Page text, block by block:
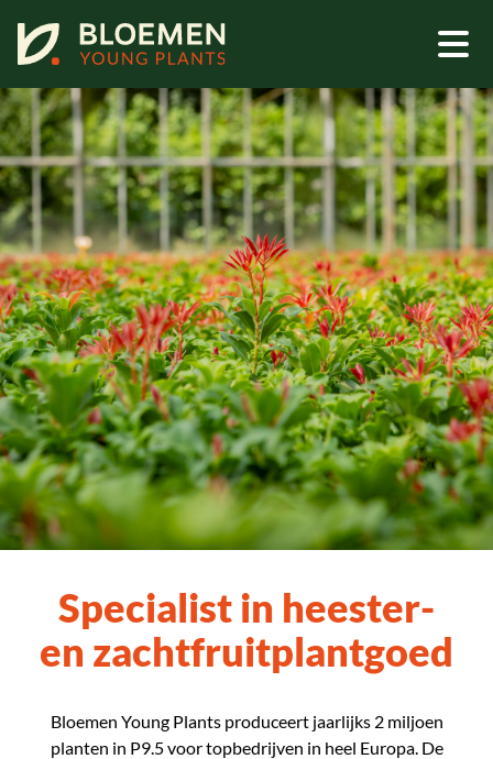
Specialist in heester-
en zachtfruitplantgoed
Bloemen Young Plants produceert jaarlijks 2 miljoen
planten in P9.5 voor topbedrijven in heel Europa. De